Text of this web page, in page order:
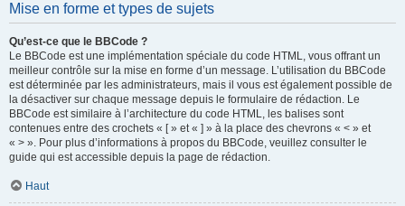
Mise en forme et types de sujets
Qu’est-ce que le BBCode ?
Le BBCode est une implémentation spéciale du code HTML, vous offrant un
meilleur contrôle sur la mise en forme d’un message. L’utilisation du BBCode
est déterminée par les administrateurs, mais il vous est également possible de
la désactiver sur chaque message depuis le formulaire de rédaction. Le
BBCode est similaire à l’architecture du code HTML, les balises sont
contenues entre des crochets « [ » et « ] » à la place des chevrons « < » et
« > ». Pour plus d’informations à propos du BBCode, veuillez consulter le
guide qui est accessible depuis la page de rédaction.
Haut